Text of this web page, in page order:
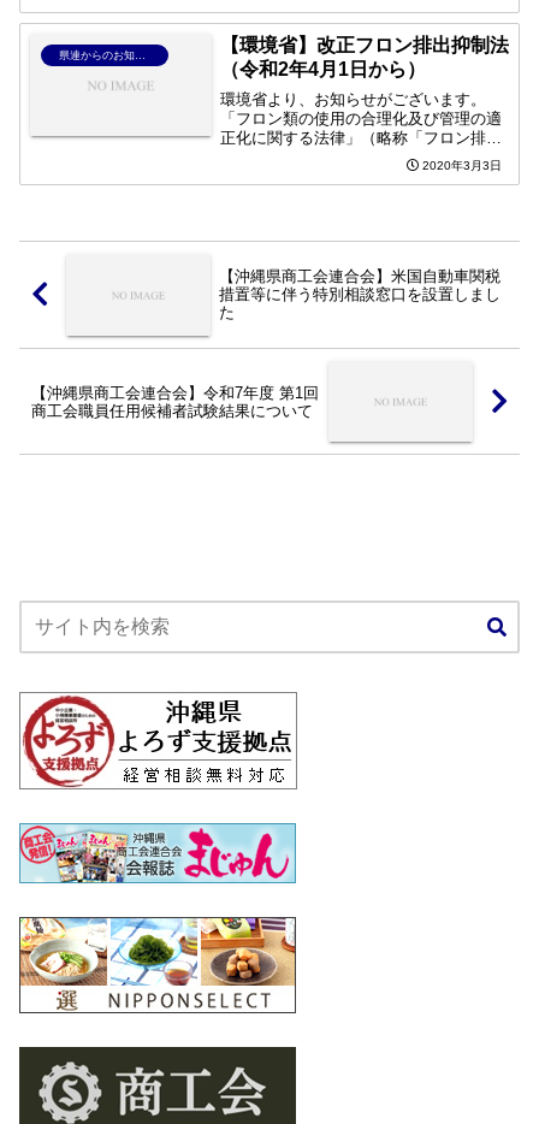
ナー・イベント開催情報セミナーご案内
資料
県連からのお知らせ
【環境省】改正フロン排出抑制法
（令和2年4月1日から）
環境省より、お知らせがございます。
「フロン類の使用の合理化及び管理の適
正化に関する法律」（略称「フロン排出
抑制法」）が改正され、令和2年4月1日
に施行されます。詳しくは、下記環境省
2020年3月3日
【沖縄県商工会連合会】米国自動車関税
措置等に伴う特別相談窓口を設置しまし
た
【沖縄県商工会連合会】令和7年度 第1回
商工会職員任用候補者試験結果について